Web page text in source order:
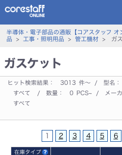
半導体・電子部品の通販【コアスタッフ オ
品 > 工事・照明用品 > 管工機材> ガス
ガスケット
ヒット検索結果： 3013 件～ / 型名：
すべて
/ 数量： 0 PCS~ / メーカ
すべて
1 2 3 4 5 6
在庫タイプ